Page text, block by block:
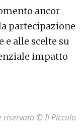
ancor
partecipazione
e alle scelte su
impatto
riservata © Il Piccolo